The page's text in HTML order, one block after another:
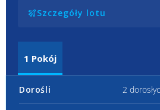
Szczegóły lotu
1 Pokój
Dorośli 2